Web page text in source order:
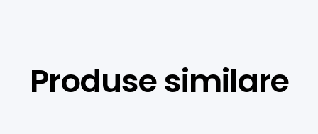
Produse similare